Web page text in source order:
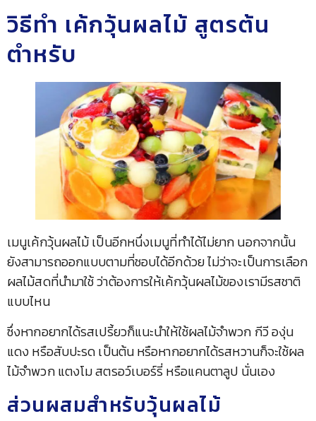
วิธีทำ เค้กวุ้นผลไม้ สูตรต้น
ตำหรับ
เมนูเค้กวุ้นผลไม้ เป็นอีกหนึ่งเมนูที่ทำได้ไม่ยาก นอกจากนั้น
ยังสามารถออกแบบตามที่ชอบได้อีกด้วย ไม่ว่าจะเป็นการเลือก
ผลไม้สดที่นำมาใช้ ว่าต้องการให้เค้กวุ้นผลไม้ของเรามีรสชาติ
แบบไหน
ซึ่งหากอยากได้รสเปรี้ยวก็แนะนำให้ใช้ผลไม้จำพวก กีวี องุ่น
แดง หรือสับปะรด เป็นต้น หรือหากอยากได้รสหวานก็จะใช้ผล
ไม้จำพวก แตงโม สตรอว์เบอร์รี่ หรือแคนตาลูป นั่นเอง
ส่วนผสมสำหรับวุ้นผลไม้